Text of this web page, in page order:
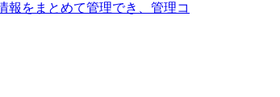
報をまとめて管理でき、管理コ